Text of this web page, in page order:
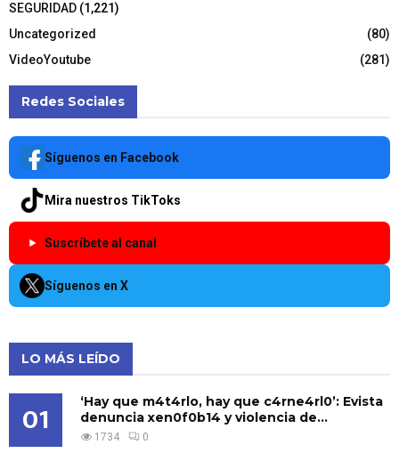
SEGURIDAD (1,221)
Uncategorized
(80)
VideoYoutube
(281)
Redes Sociales
Síguenos en Facebook
Mira nuestros TikToks
Suscríbete al canal
Síguenos en X
LO MÁS LEÍDO
01
‘Hay que m4t4rlo, hay que c4rne4rl0’: Evista
denuncia xen0f0b14 y violencia de...
1734 0